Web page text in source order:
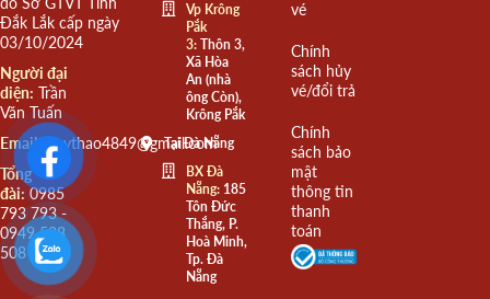
Đắk Lắk cấp ngày
03/10/2024
Người đại
diện: Trần
Văn Tuấn
Email: quythao4849@gmail.com
Tổng
đài: 0985
793 793 -
0949 508
508
Vp Krông
Pắk
3:Thôn 3,
Xã Hòa
An (nhà
ông Còn),
Krông Pắk
Tại Đà Nẵng
BX Đà
Nẵng:185
Tôn Đức
Thắng, P.
Hoà Minh,
Tp. Đà
Nẵng
vé
Chính
sách hủy
vé/đổi trả
Chính
sách bảo
mật
thông tin
thanh
toán